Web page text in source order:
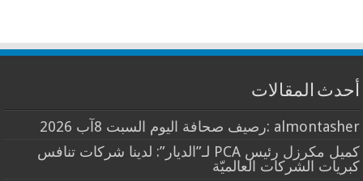
أحدث المقالات
almontasher :رصيف صحافة اليوم السبت 8آب 2026
كميل مكرزل رئيس PCA لـ”الديار”: لدينا شركات تنافس
كبريات الشركات العالميّة